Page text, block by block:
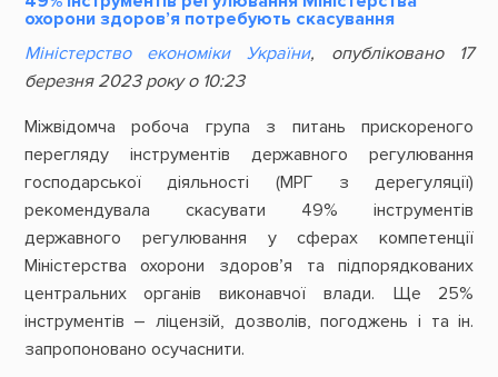
охорони здоров’я потребують скасування
Міністерство економіки України, опубліковано 17
березня 2023 року о 10:23
Міжвідомча робоча група з питань прискореного
перегляду інструментів державного регулювання
господарської діяльності (МРГ з дерегуляції)
рекомендувала скасувати 49% інструментів
державного регулювання у сферах компетенції
Міністерства охорони здоров’я та підпорядкованих
центральних органів виконавчої влади. Ще 25%
інструментів – ліцензій, дозволів, погоджень і та ін.
запропоновано осучаснити.